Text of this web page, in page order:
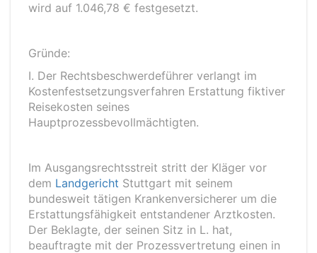
wird auf 1.046,78 € festgesetzt.
Gründe:
I. Der Rechtsbeschwerdeführer verlangt im
Kostenfestsetzungsverfahren Erstattung fiktiver
Reisekosten seines
Hauptprozessbevollmächtigten.
Im Ausgangsrechtsstreit stritt der Kläger vor
dem Landgericht Stuttgart mit seinem
bundesweit tätigen Krankenversicherer um die
Erstattungsfähigkeit entstandener Arztkosten.
Der Beklagte, der seinen Sitz in L. hat,
beauftragte mit der Prozessvertretung einen in